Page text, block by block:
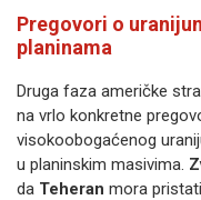
Pregovori o
planinama
Druga faza američke
na vrlo konkretne
visokoobogaćenog
u planinskim masivima.
da Teheran mora